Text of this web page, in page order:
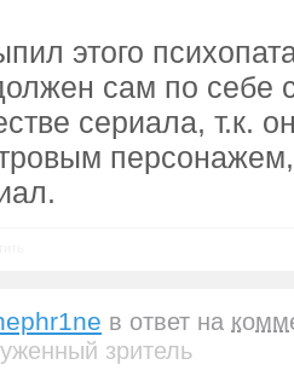
этого
сам по себе
сериала, т.к.
в ответ на
зритель